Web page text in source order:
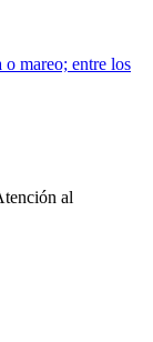
o mareo; entre los
al